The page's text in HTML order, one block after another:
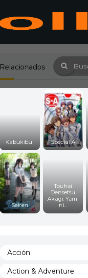
Relacionados
Kabukibu! Special A
Seiren
Touhai
Densetsu
Akagi: Yami
ni...
Acción
Action & Adventure